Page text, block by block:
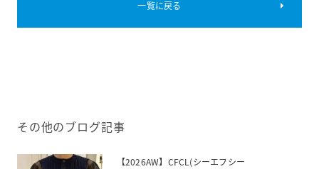
一覧に戻る
その他のブログ記事
【2026AW】CFCL(シーエフシー